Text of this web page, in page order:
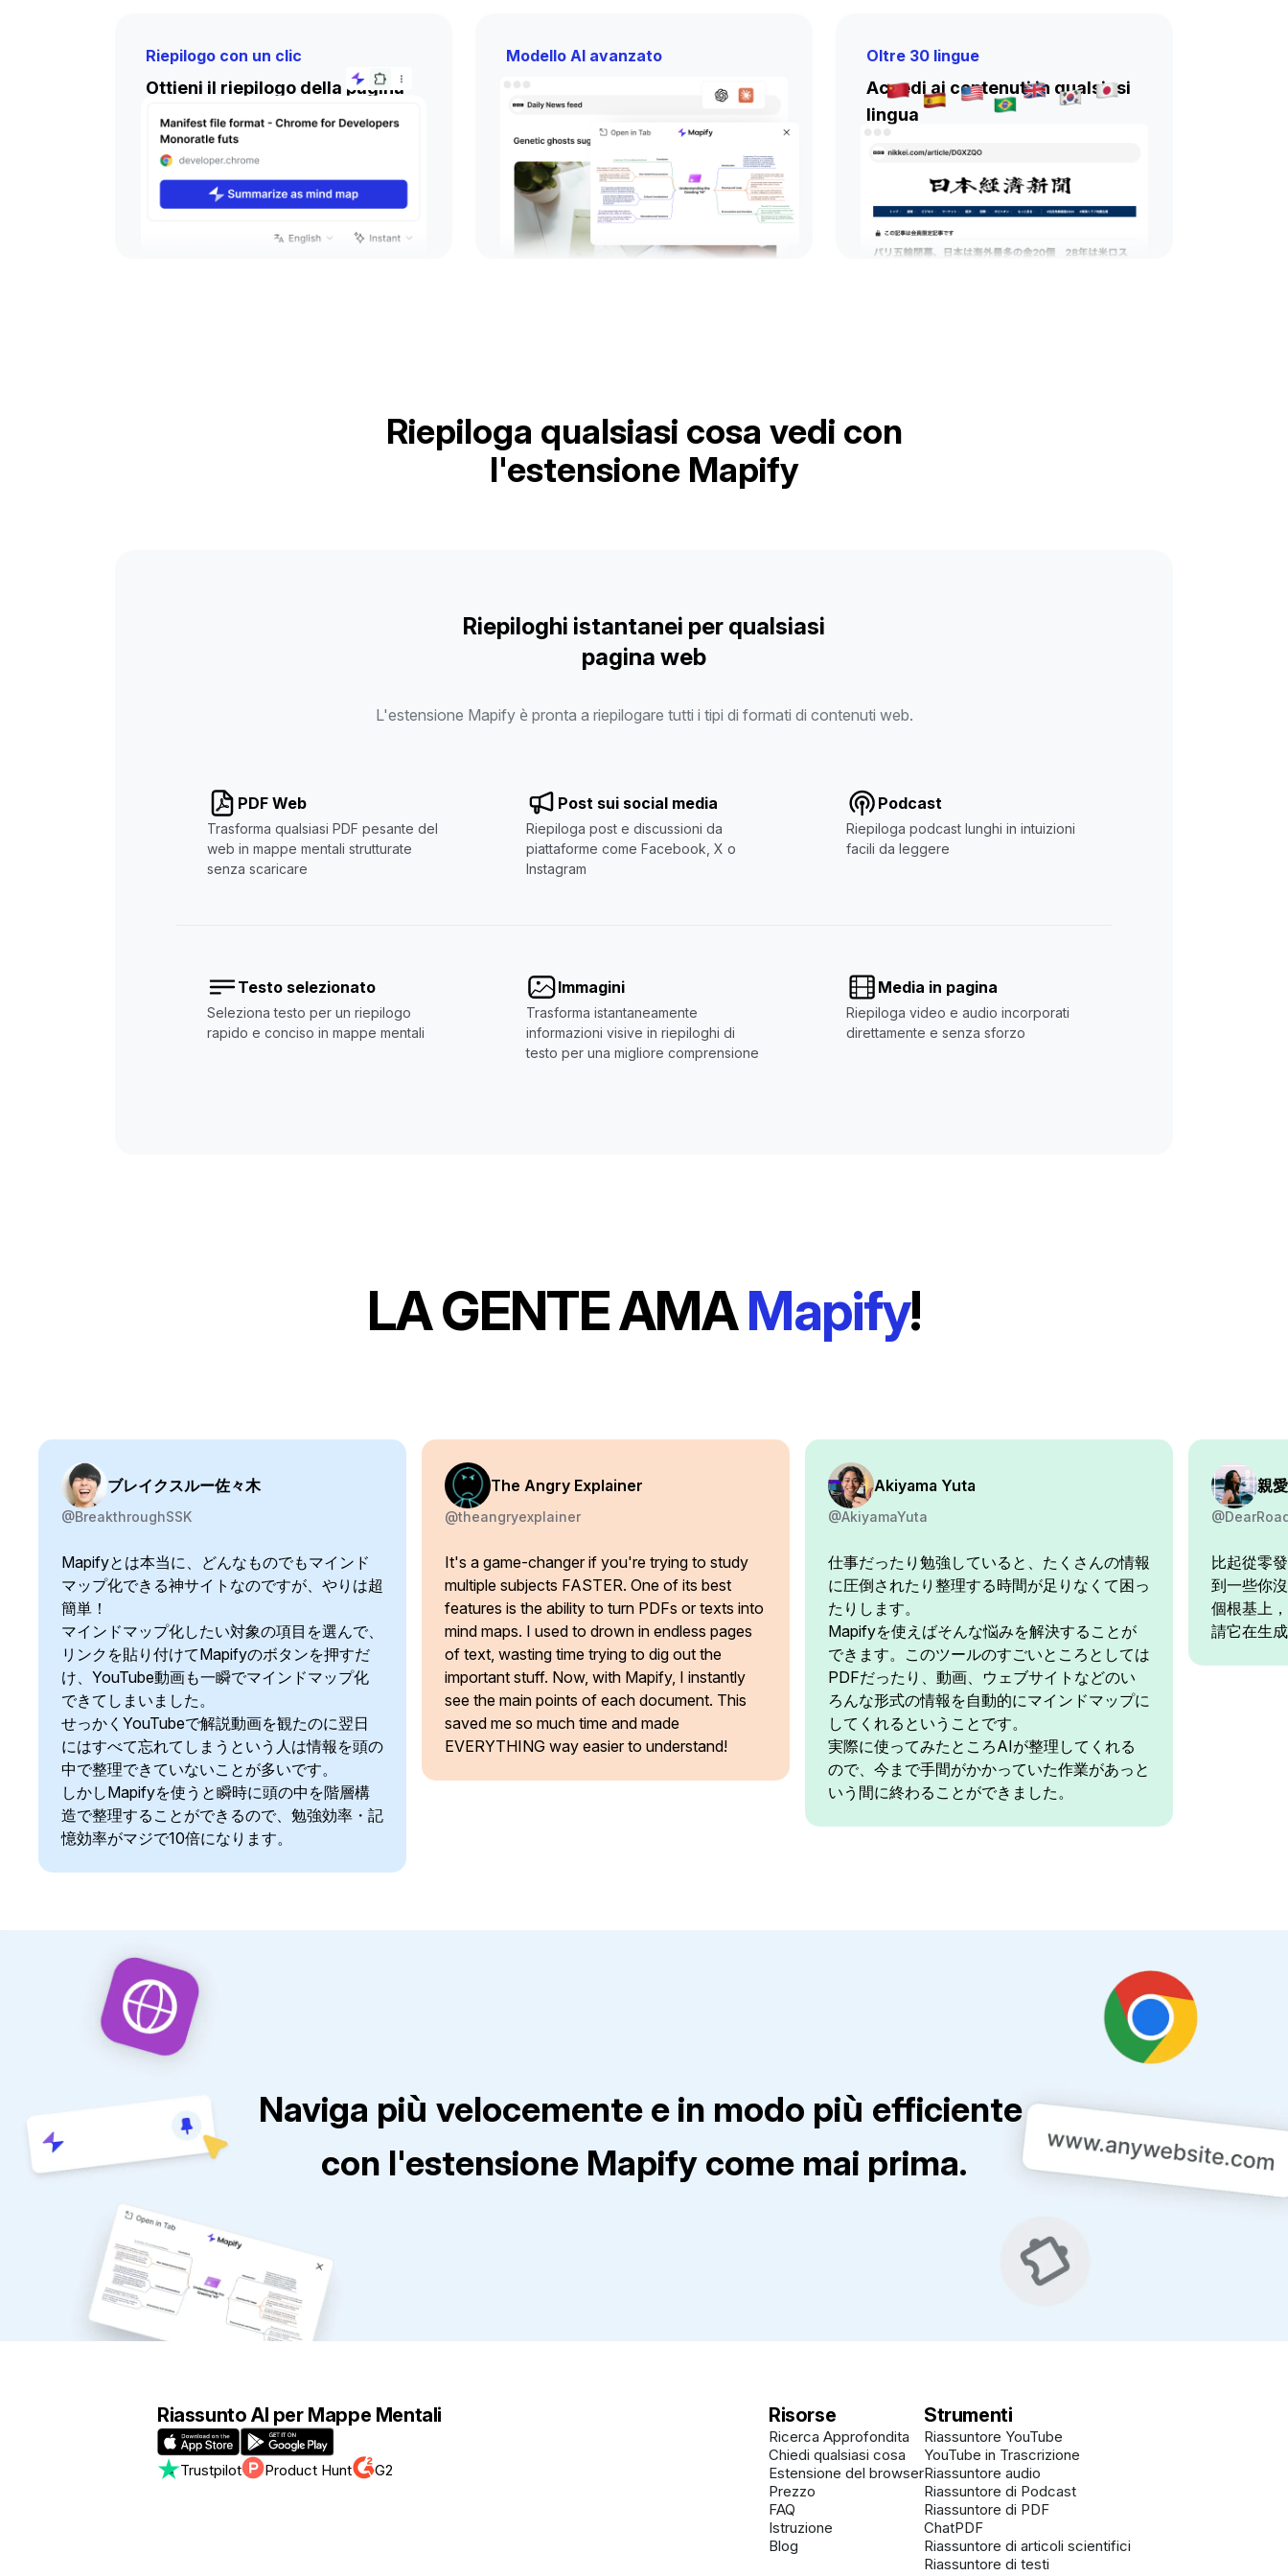
Riepilogo con un clic
Ottieni il riepilogo della pagina
web istantaneamente
Risparmia tempo senza sforzo
generando mappe mentali chiare e
concise con un solo clic.
Modello AI avanzato
Riepiloghi più intelligenti, meno
sforzo
Sfrutta GPT e Gemini con strumenti
professionali di mappatura mentale per
una sintesi fluida e diretta delle pagine
web.
Oltre 30 lingue
Accedi ai contenuti in qualsiasi
lingua
contenuti complessi facili da
comprendere, indipendentemente dalla
loro origine.
Riepiloga qualsiasi cosa vedi con
l'estensione Mapify
Riepiloghi istantanei per qualsiasi
pagina web
L'estensione Mapify è pronta a riepilogare tutti i tipi di formati di contenuti web.
PDF Web
Trasforma qualsiasi PDF pesante del
web in mappe mentali strutturate
senza scaricare
Post sui social media
Riepiloga post e discussioni da
piattaforme come Facebook, X o
Instagram
Podcast
Riepiloga podcast lunghi in intuizioni
facili da leggere
Testo selezionato
Seleziona testo per un riepilogo
rapido e conciso in mappe mentali
Immagini
Trasforma istantaneamente
informazioni visive in riepiloghi di
testo per una migliore comprensione
Media in pagina
Riepiloga video e audio incorporati
direttamente e senza sforzo
LA GENTE AMAMapify!
ブレイクスルー佐々木
@BreakthroughSSK
Mapifyとは本当に、どんなものでもマインド
マップ化できる神サイトなのですが、やりは超
簡単！
マインドマップ化したい対象の項目を選んで、
リンクを貼り付けてMapifyのボタンを押すだ
け、YouTube動画も一瞬でマインドマップ化
できてしまいました。
せっかくYouTubeで解説動画を観たのに翌日
にはすべて忘れてしまうという人は情報を頭の
中で整理できていないことが多いです。
しかしMapifyを使うと瞬時に頭の中を階層構
造で整理することができるので、勉強効率・記
憶効率がマジで10倍になります。
The Angry Explainer
@theangryexplainer
It's a game-changer if you're trying to study
multiple subjects FASTER. One of its best
features is the ability to turn PDFs or texts into
mind maps. I used to drown in endless pages
of text, wasting time trying to dig out the
important stuff. Now, with Mapify, I instantly
see the main points of each document. This
saved me so much time and made
EVERYTHING way easier to understand!
Akiyama Yuta
@AkiyamaYuta
仕事だったり勉強していると、たくさんの情報
に圧倒されたり整理する時間が足りなくて困っ
たりします。
Mapifyを使えばそんな悩みを解決することが
できます。このツールのすごいところとしては
PDFだったり、動画、ウェブサイトなどのい
ろんな形式の情報を自動的にマインドマップに
してくれるということです。
実際に使ってみたところAIが整理してくれる
ので、今まで手間がかかっていた作業があっと
いう間に終わることができました。
親
比起從零
到一些你
個根基上
請它在生
Naviga più velocemente e in modo più efficiente
con l'estensione Mapify come mai prima.
Riassunto AI per Mappe Mentali
Trustpilot Product Hunt G2
Risorse
Ricerca Approfondita
Chiedi qualsiasi cosa
Estensione del browser
Prezzo
FAQ
Istruzione
Blog
Strumenti
Riassuntore YouTube
YouTube in Trascrizione
Riassuntore audio
Riassuntore di Podcast
Riassuntore di PDF
ChatPDF
Riassuntore di articoli scientifici
Riassuntore di testi